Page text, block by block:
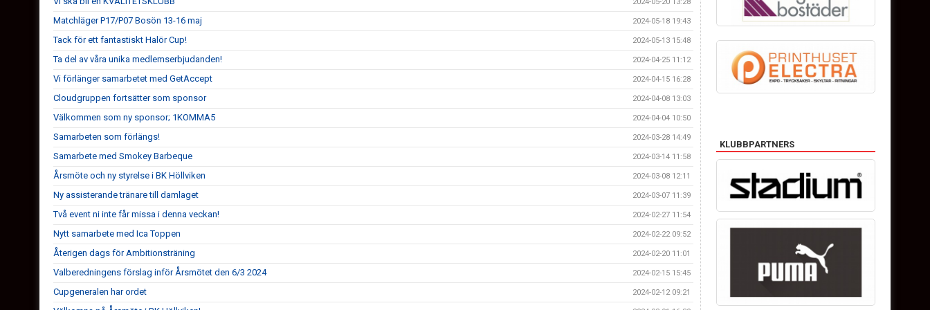
2024-05-20 13:28
Matchläger P17/P07 Bosön 13-16 maj 2024-05-18 19:43
Tack för ett fantastiskt Halör Cup! 2024-05-13 15:48
Ta del av våra unika medlemserbjudanden! 2024-04-25 11:12
Vi förlänger samarbetet med GetAccept 2024-04-15 16:28
Cloudgruppen fortsätter som sponsor 2024-04-08 13:03
Välkommen som ny sponsor; 1KOMMA5 2024-04-04 10:50
Samarbeten som förlängs! 2024-03-28 14:49
Samarbete med Smokey Barbeque 2024-03-14 11:58
Årsmöte och ny styrelse i BK Höllviken 2024-03-08 12:11
Ny assisterande tränare till damlaget 2024-03-07 11:39
Två event ni inte får missa i denna veckan! 2024-02-27 11:54
Nytt samarbete med Ica Toppen 2024-02-22 09:52
Återigen dags för Ambitionsträning 2024-02-20 11:01
Valberedningens förslag inför Årsmötet den 6/3 2024 2024-02-15 15:45
Cupgeneralen har ordet 2024-02-12 09:21
KLUBBPARTNERS